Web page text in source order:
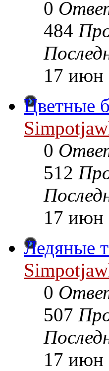
0
484
17 июн
Цветные
0
512
17 июн
Ледяные
0
507
17 июн